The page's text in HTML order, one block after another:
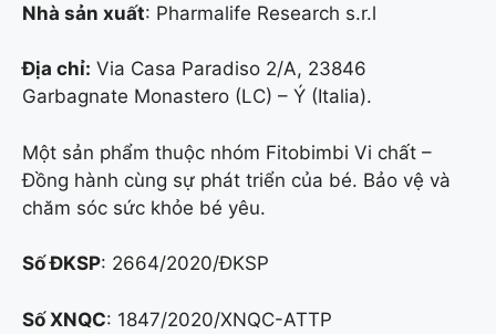
Nhà sản xuất: Pharmalife Research s.r.l
Địa chỉ: Via Casa Paradiso 2/A, 23846
Garbagnate Monastero (LC) – Ý (Italia).
Một sản phẩm thuộc nhóm Fitobimbi Vi chất –
Đồng hành cùng sự phát triển của bé. Bảo vệ và
chăm sóc sức khỏe bé yêu.
Số ĐKSP: 2664/2020/ĐKSP
Số XNQC: 1847/2020/XNQC-ATTP